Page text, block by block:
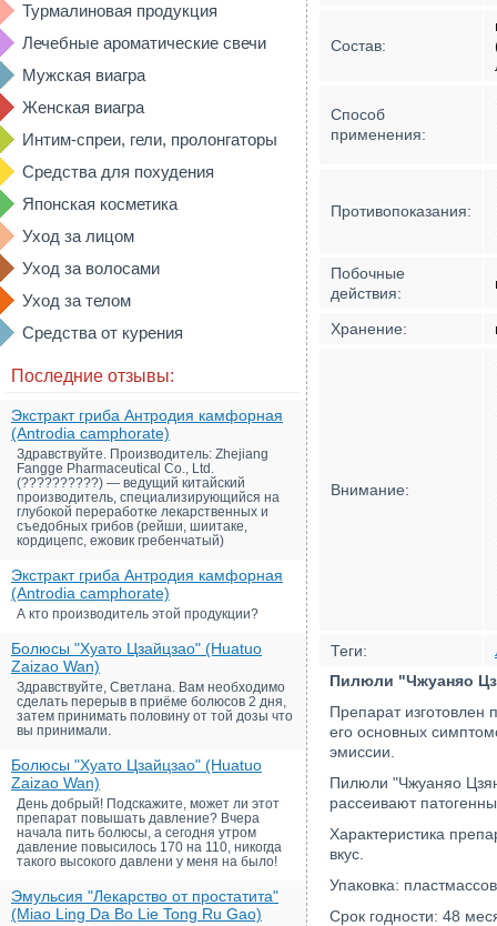
Турмалиновая продукция
Лечебные ароматические свечи
Мужская виагра
Женская виагра
Интим-спреи, гели, пролонгаторы
Средства для похудения
Японская косметика
Уход за лицом
Уход за волосами
Уход за телом
Средства от курения
Последние отзывы:
Экстракт гриба Антродия камфорная
(Antrodia camphorate)
Здравствуйте. Производитель: Zhejiang
Fangge Pharmaceutical Co., Ltd.
(??????????) — ведущий китайский
производитель, специализирующийся на
глубокой переработке лекарственных и
съедобных грибов (рейши, шиитаке,
кордицепс, ежовик гребенчатый)
Экстракт гриба Антродия камфорная
(Antrodia camphorate)
А кто производитель этой продукции?
Болюсы "Хуато Цзайцзао" (Huatuo
Zaizao Wan)
Здравствуйте, Светлана. Вам необходимо
сделать перерыв в приёме болюсов 2 дня,
затем принимать половину от той дозы что
вы принимали.
Болюсы "Хуато Цзайцзао" (Huatuo
Zaizao Wan)
День добрый! Подскажите, может ли этот
препарат повышать давление? Вчера
начала пить болюсы, а сегодня утром
давление повысилось 170 на 110, никогда
такого высокого давлени у меня на было!
Эмульсия "Лекарство от простатита"
(Miao Ling Da Bo Lie Tong Ru Gao)
Состав:
Способ
применения:
Противопоказания:
Побочные
действия:
Хранение:
Внимание:
Теги:
Пилюли "Чжуаняо
Препарат
его основных
эмиссии.
Пилюли "Чжуаняо
рассеивают
Характеристика
вкус.
Упаковка:
Срок годности: 48